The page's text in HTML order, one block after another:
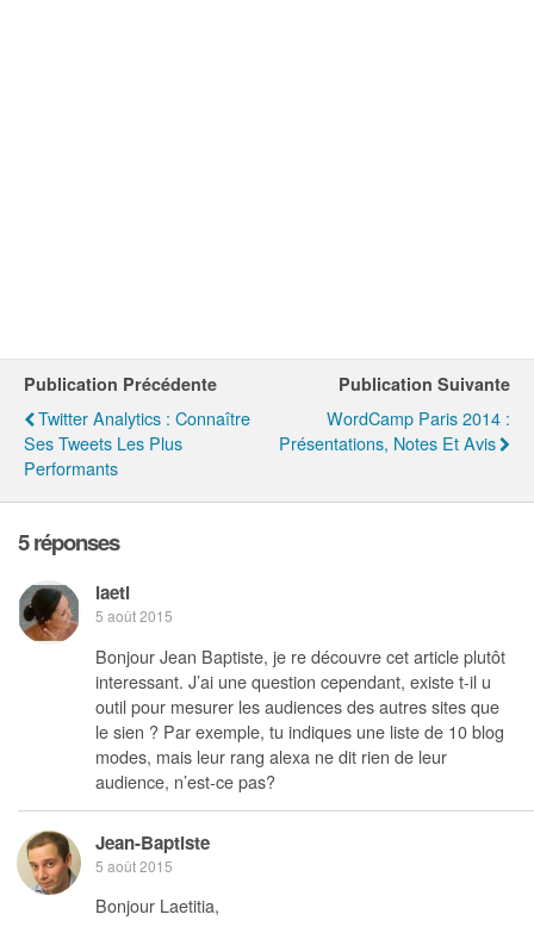
Publication Précédente
Twitter Analytics : Connaître
Ses Tweets Les Plus
Performants
Publication Suivante
WordCamp Paris 2014 :
Présentations, Notes Et Avis
5 réponses
laeti
5 août 2015
Bonjour Jean Baptiste, je re découvre cet article plutôt
interessant. J’ai une question cependant, existe t-il u
outil pour mesurer les audiences des autres sites que
le sien ? Par exemple, tu indiques une liste de 10 blog
modes, mais leur rang alexa ne dit rien de leur
audience, n’est-ce pas?
Jean-Baptiste
5 août 2015
Bonjour Laetitia,